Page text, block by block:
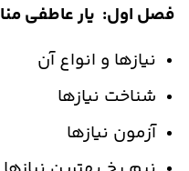
فصل اول: یار عاطفی
نیازها و انواع آن
شناخت نیازها
آزمون نیازها